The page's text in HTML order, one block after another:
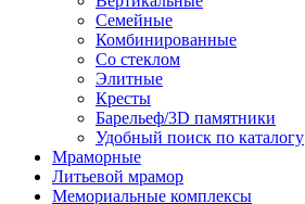
Семейные
Комбинированные
Со стеклом
Элитные
Кресты
Барельеф/3D памятники
Удобный поиск по каталогу
Мраморные
Литьевой мрамор
Мемориальные комплексы